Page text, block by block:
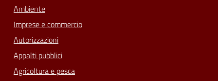
Ambiente
Imprese e commercio
Autorizzazioni
Appalti pubblici
Agricoltura e pesca